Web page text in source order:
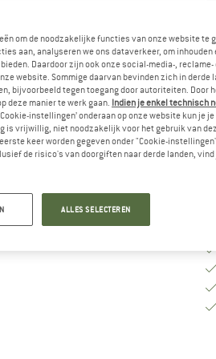
om de noodzakelijke functies van onze website te
aan, analyseren we ons dataverkeer, om inhouden
Daardoor zijn ook onze social-media-, reclame-
website. Sommige daarvan bevinden zich in derde
bijvoorbeeld tegen toegang door autoriteiten. Door
deze manier te werk gaan. Indien je enkel technisch
instellingen’ onderaan op onze website kun je
is vrijwillig, niet noodzakelijk voor het gebruik van
keer worden gegeven onder "Cookie-
de risico's van doorgiften naar derde landen, vind
ALLES SELECTEREN